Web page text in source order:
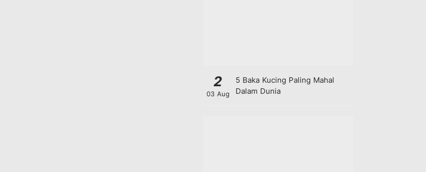
2
03 Aug
5 Baka Kucing Paling Mahal
Dalam Dunia